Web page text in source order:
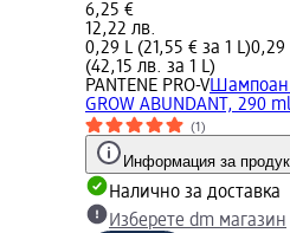
6,25 €
12,22 лв.
0,29 L (21,55 € за 1 L)0,29
(42,15 лв. за 1 L)
PANTENE PRO-VШампоан
GROW ABUNDANT, 290 ml
(1)
Информация за
Налично за доставка
Изберете dm магазин